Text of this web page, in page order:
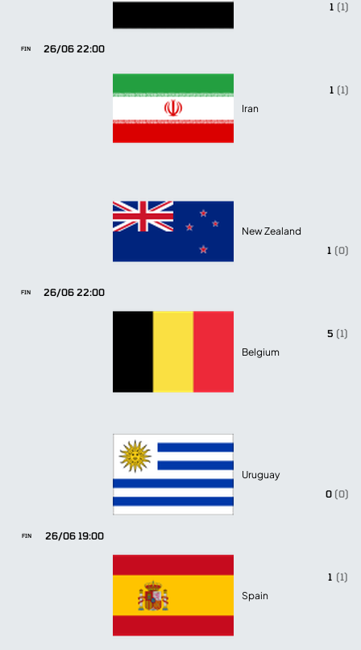
26/06 22:00
FIN
Iran
1 (1)
1 (1)
26/06 22:00
FIN
New Zealand
Belgium
1 (0)
5 (1)
26/06 19:00
FIN
Uruguay
Spain
0 (0)
1 (1)